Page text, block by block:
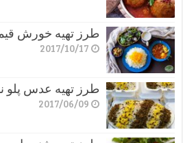
طرز تهیه خورش قیمه
2017/10/17
طرز تهیه عدس پلو
2017/06/09